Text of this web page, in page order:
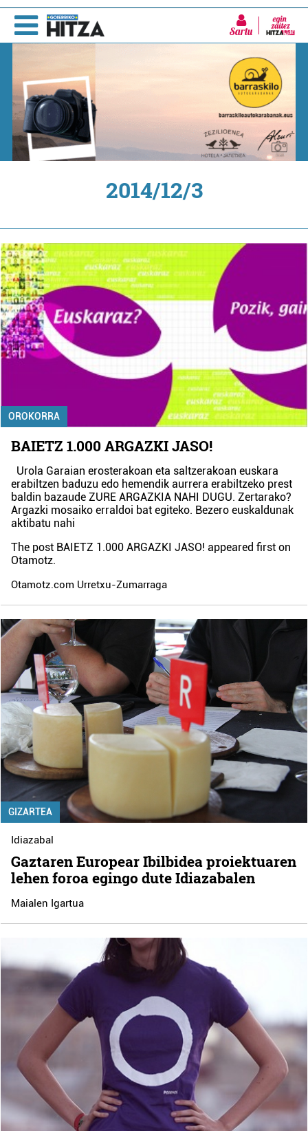
Sartu
2014/12/3
OROKORRA
BAIETZ 1.000 ARGAZKI JASO!
Urola Garaian erosterakoan eta saltzerakoan euskara
erabiltzen baduzu edo hemendik aurrera erabiltzeko prest
baldin bazaude ZURE ARGAZKIA NAHI DUGU. Zertarako?
Argazki mosaiko erraldoi bat egiteko. Bezero euskaldunak
aktibatu nahi
The post BAIETZ 1.000 ARGAZKI JASO! appeared first on
Otamotz.
Otamotz.com Urretxu-Zumarraga
GIZARTEA
Idiazabal
Gaztaren Europear Ibilbidea proiektuaren
lehen foroa egingo dute Idiazabalen
Maialen Igartua